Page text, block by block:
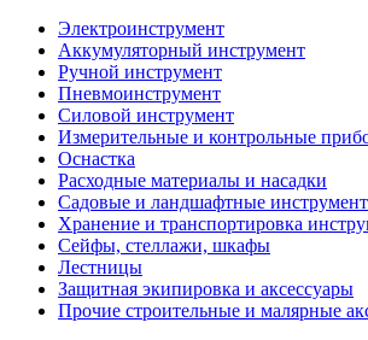
Электроинструмент
Аккумуляторный инструмент
Ручной инструмент
Пневмоинструмент
Силовой инструмент
Измерительные и контрольные
Оснастка
Расходные материалы и насадки
Садовые и ландшафтные
Хранение и транспортировка
Сейфы, стеллажи, шкафы
Лестницы
Защитная экипировка и аксессуары
Прочие строительные и малярные